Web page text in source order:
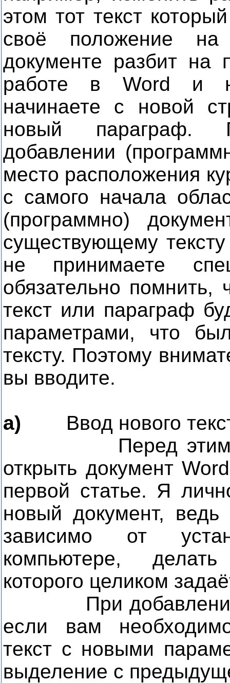
этом тот текст
своё положение
документе разбит на
работе в Word и
начинаете с новой
новый параграф.
добавлении
место расположения
с самого начала
(программно)
существующему
не принимаете
обязательно
текст или параграф
параметрами, что
тексту. Поэтому
вы вводите.
а) Ввод нового
Перед этим вы
открыть документ
первой статье. Я
новый документ,
зависимо от
компьютере,
которого целиком
При добавлении
если вам
текст с новыми
выделение с